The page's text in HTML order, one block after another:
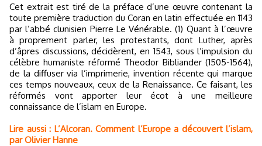
Cet extrait est tiré de la préface d’une œuvre contenant la
toute première traduction du Coran en latin effectuée en 1143
par l’abbé clunisien Pierre Le Vénérable. (1) Quant à l’œuvre
à proprement parler, les protestants, dont Luther, après
d’âpres discussions, décidèrent, en 1543, sous l’impulsion du
célèbre humaniste réformé Theodor Bibliander (1505-1564),
de la diffuser via l’imprimerie, invention récente qui marque
ces temps nouveaux, ceux de la Renaissance. Ce faisant, les
réformés vont apporter leur écot à une meilleure
connaissance de l’islam en Europe.
Lire aussi : L’Alcoran. Comment l’Europe a découvert l’islam,
par Olivier Hanne